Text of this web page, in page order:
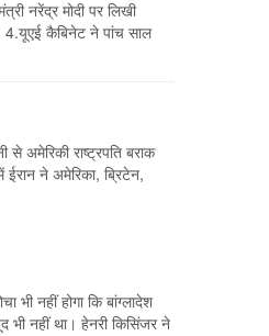
नरेंद्र मोदी पर लिखी
4.यूएई कैबिनेट ने पांच साल
अमेरिकी राष्ट्रपति बराक
ने अमेरिका, ब्रिटेन,
नहीं होगा कि बांग्लादेश
भी नहीं था। हेनरी किसिंजर ने